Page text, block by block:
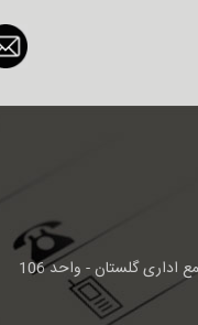
گلستان - واحد 106